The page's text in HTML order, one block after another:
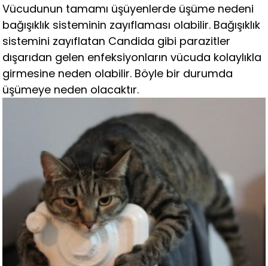
Vücudunun tamamı üşüyenlerde üşüme nedeni
bağışıklık sisteminin zayıflaması olabilir. Bağışıklık
sistemini zayıflatan Candida gibi parazitler
dışarıdan gelen enfeksiyonların vücuda kolaylıkla
girmesine neden olabilir. Böyle bir durumda
üşümeye neden olacaktır.